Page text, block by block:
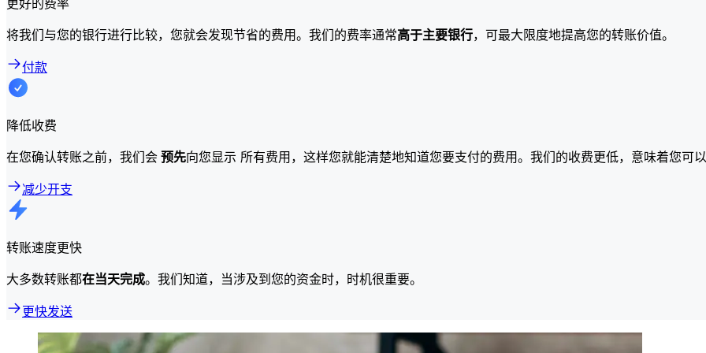
将我们与您的银行进行比较，您就会发现节省的费用。我们的费率通常高于主要银行，可最大限度地提高您的转账价值。
付款
降低收费
在您确认转账之前，我们会 预先向您显示 所有费用，这样您就能清楚地知道您要支付的费用。我们的收费更低，意味着您可以
减少开支
转账速度更快
大多数转账都在当天完成。我们知道，当涉及到您的资金时，时机很重要。
更快发送